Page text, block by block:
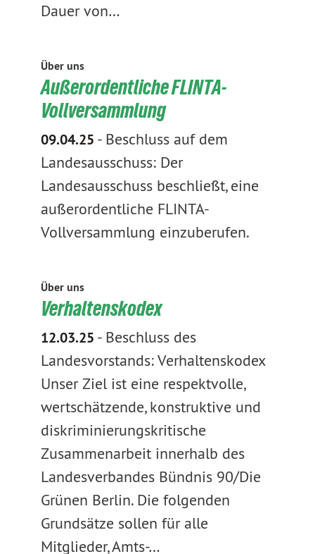
Dauer von…
Über uns
Außerordentliche FLINTA-
Vollversammlung
09.04.25 - Beschluss auf dem
Landesausschuss: Der
Landesausschuss beschließt, eine
außerordentliche FLINTA-
Vollversammlung einzuberufen.
Über uns
Verhaltenskodex
12.03.25 - Beschluss des
Landesvorstands: Verhaltenskodex
Unser Ziel ist eine respektvolle,
wertschätzende, konstruktive und
diskriminierungskritische
Zusammenarbeit innerhalb des
Landesverbandes Bündnis 90/Die
Grünen Berlin. Die folgenden
Grundsätze sollen für alle
Mitglieder, Amts-…